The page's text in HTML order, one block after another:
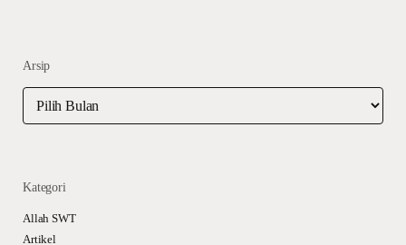
Arsip
Kategori
Allah SWT
Artikel